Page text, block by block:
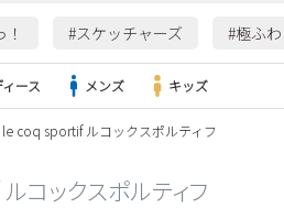
#スケッチャーズ #極ふ
ィース メンズ キッズ
le coq sportif ルコックスポルティフ
コックスポルティフ